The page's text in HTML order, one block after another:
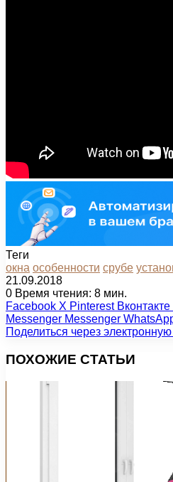
Теги
окна особенности срубе
21.09.2018
0 Время чтения: 8 мин.
Facebook X Pinterest Вконтакте
Messenger Messenger
Поделиться через электронную
ПОХОЖИЕ СТАТЬИ